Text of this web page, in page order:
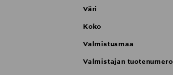
Väri
Koko
Valmistusmaa
Valmistajan tuotenumero